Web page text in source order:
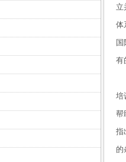
立
体
有
培
帮
指
的